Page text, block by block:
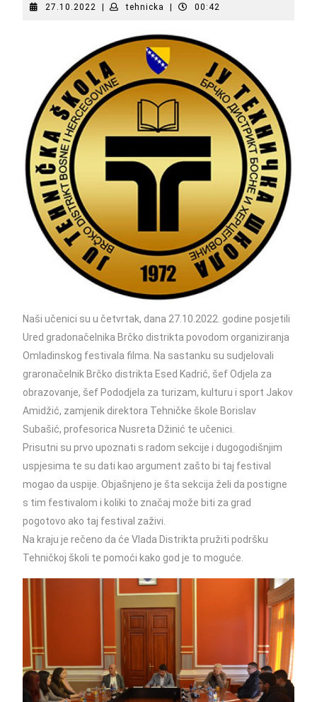
27.10.2022 27.10.2022
tehnicka tehnicka00:42
Naši učenici su u četvrtak, dana 27.10.2022. godine posjetili
Ured gradonačelnika Brčko distrikta povodom organiziranja
Omladinskog festivala filma. Na sastanku su sudjelovali
graronačelnik Brčko distrikta Esed Kadrić, šef Odjela za
obrazovanje, šef Pododjela za turizam, kulturu i sport Jakov
Amidžić, zamjenik direktora Tehničke škole Borislav
Subašić, profesorica Nusreta Džinić te učenici.
Prisutni su prvo upoznati s radom sekcije i dugogodišnjim
uspjesima te su dati kao argument zašto bi taj festival
mogao da uspije. Objašnjeno je šta sekcija želi da postigne
s tim festivalom i koliki to značaj može biti za grad
pogotovo ako taj festival zaživi.
Na kraju je rečeno da će Vlada Distrikta pružiti podršku
Tehničkoj školi te pomoći kako god je to moguće.